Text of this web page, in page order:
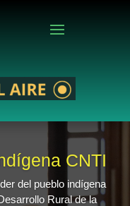
CNTI
del pueblo indígena
Rural de la